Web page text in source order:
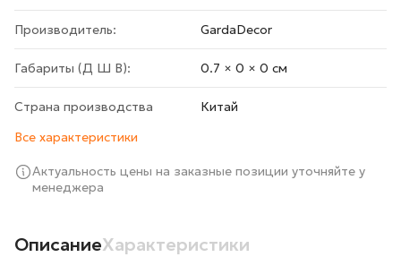
Производитель: GardaDecor
Габариты (Д Ш В): 0.7 × 0 × 0 cм
Страна производства
Китай
Все характеристики
Актуальность цены на заказные позиции уточняйте у
менеджера
ОписаниеХарактеристики